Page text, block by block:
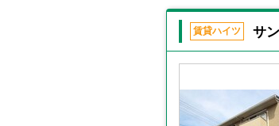
賃貸ハイツ サ